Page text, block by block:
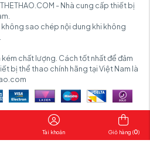
- Nhà cung cấp thiết bị
sao chép nội dung khi không
chất lượng. Cách tốt nhất để đảm
bị thể thao chính hãng tại Việt Nam là
Tài khoản Giỏ hàng (0)